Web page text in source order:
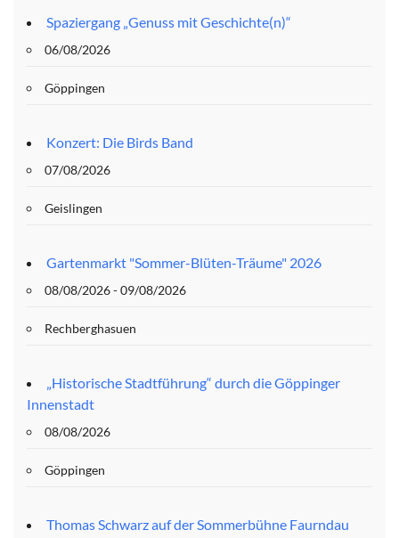
Spaziergang „Genuss mit Geschichte(n)“
06/08/2026
Göppingen
Konzert: Die Birds Band
07/08/2026
Geislingen
Gartenmarkt "Sommer-Blüten-Träume" 2026
08/08/2026 - 09/08/2026
Rechberghasuen
„Historische Stadtführung“ durch die Göppinger
Innenstadt
08/08/2026
Göppingen
Thomas Schwarz auf der Sommerbühne Faurndau